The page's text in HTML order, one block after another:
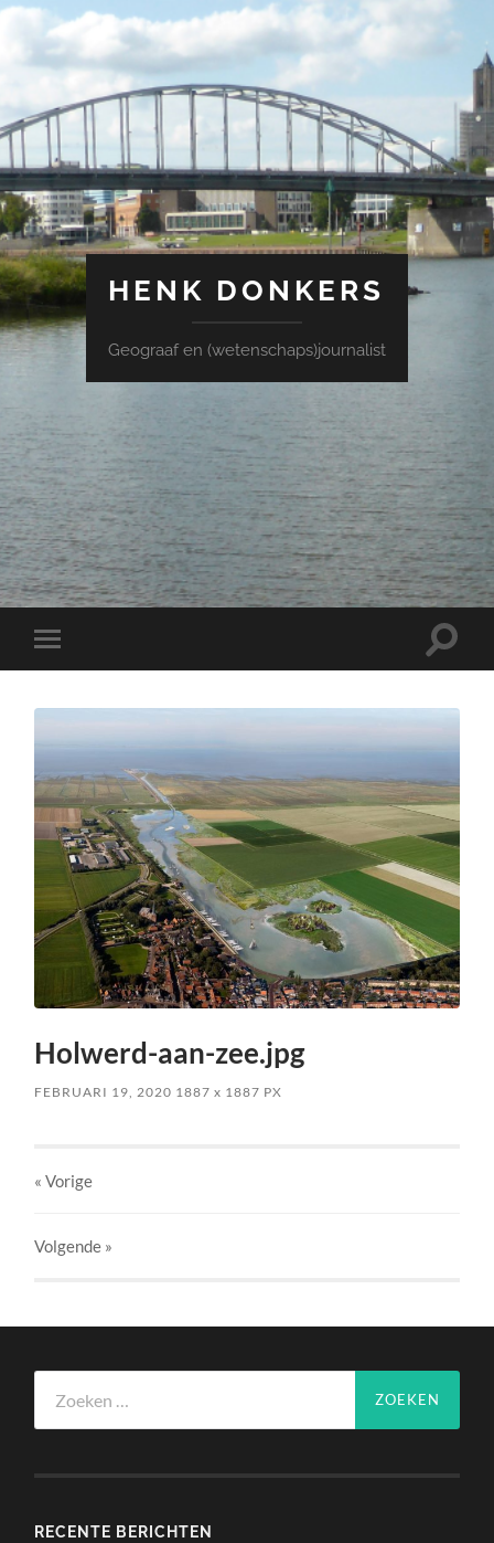
HENK DONKERS
Geograaf en (wetenschaps)journalist
mobiel
Toggle
Holwerd-aan-zee.jpg
FEBRUARI 19, 2020 1887x 1887 PX
« Vorige
Volgende »
naar:
RECENTE BERICHTEN